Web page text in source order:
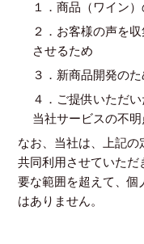
１．商品（ワイン
２．お客様の声を
させるため
３．新商品開発の
４．ご提供いただ
当社サービスの不
なお、当社は、上記
共同利用させていた
要な範囲を超えて、個
はありません。